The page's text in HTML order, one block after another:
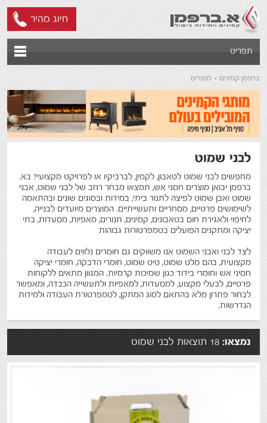
חיוג מהיר
תפריט
ברפמן קמינים מוצרים
לבני שמוט
מחפשים לבני שמוט לטאבון, לקמין, לברביקיו או לפרויקט מקצועי? בא.
ברפמן יבואן מוצרים חסני אש, תמצאו מבחר רחב של לבני שמוט, אבני
שמוט ואבן שמוט לפיצה לתנור ביתי, במידות ובסוגים שונים ובהתאמה
לשימושים פרטיים, מסחריים ותעשייתיים. המוצרים מיועדים לבנייה,
לחיפוי ולאגירת חום בטאבונים, קמינים, תנורים, מאפיות, מסעדות, בתי
יציקה ומתקנים הפועלים בטמפרטורות גבוהות
לצד לבני ואבני השמוט אנו משווקים גם חומרים נלווים לעבודה
מקצועית, בהם מלט שמוט, טיט שמוט, חומרי הדבקה, חומרי יציקה
חסיני אש וחומרי בידוד כגון שמיכות קרמיות. המגוון מתאים ללקוחות
פרטיים, לבעלי מקצוע, למסעדות, למאפיות ולתעשייה הכבדה, ומאפשר
לבחור פתרון מלא בהתאם לסוג המתקן, לטמפרטורת העבודה ולמידות
הנדרשות.
נמצאו: